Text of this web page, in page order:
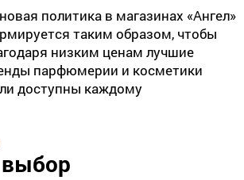
политика в магазинах «Ангел»
таким образом, чтобы
низким ценам лучшие
парфюмерии и косметики
доступны каждому